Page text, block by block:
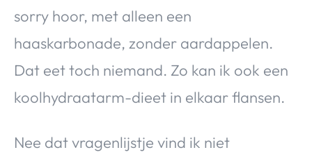
sorry hoor, met alleen een
haaskarbonade, zonder aardappelen.
Dat eet toch niemand. Zo kan ik ook een
koolhydraatarm-dieet in elkaar flansen.
Nee dat vragenlijstje vind ik niet